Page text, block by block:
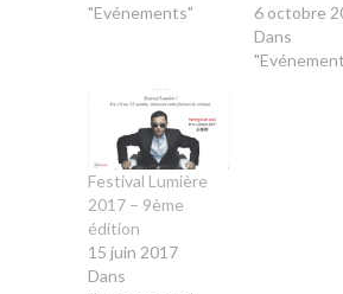
"Evénements"
6 octobre
Dans
Festival Lumière
2017 – 9ème
édition
15 juin 2017
Dans